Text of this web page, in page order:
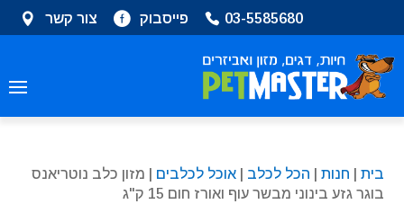
בְּאֲתָר
זֶה
מֻפְעֶלֶת
הַמְּסַיַּעַת
לִנְגִישׁוּת
03-5585680 פייסבוק צור קשר
בית חנות הכל לכלב |אוכל לכלבים | מזון כלב נוטריאנס
בוגר גזע בינוני מבשר עוף ואורז חום 15 ק"ג